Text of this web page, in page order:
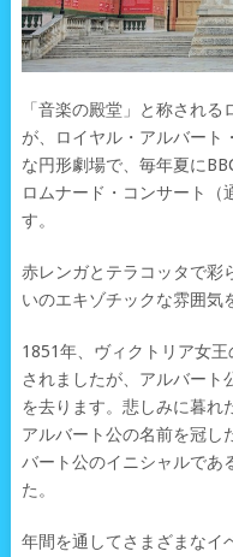
「音楽の殿堂」と称され
が、ロイヤル・アルバート
な円形劇場で、毎年夏に
ロムナード・コンサート（
す。
赤レンガとテラコッタで彩
いのエキゾチックな雰囲気
1851年、ヴィクトリア女
されましたが、アルバート
を去ります。悲しみに暮れ
アルバート公の名前を冠し
バート公のイニシャルであ
た。
年間を通してさまざまなイ